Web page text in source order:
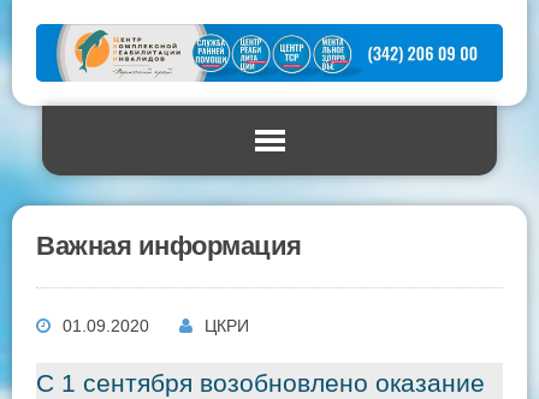
Важная информация
01.09.2020 ЦКРИ
С 1 сентября возобновлено оказание